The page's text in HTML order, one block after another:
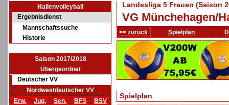
Hallenvolleyball
Ergebnisdienst
Mannschaftssuche
Historie
Saison 2017/2018
Übergeordnet
Deutscher VV
Nordwestdeutscher VV
Erw.
Jug. Sen. BFS
BSV
Landesliga 5 Frauen (Saison
VG Münchehagen/
<< zurück Spielplan
Spielplan